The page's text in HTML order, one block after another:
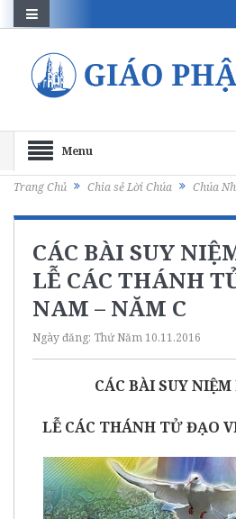
Menu
Trang Chủ Chia sẻ Lời Chúa Chúa
CÁC BÀI SUY
LỄ CÁC THÁNH
NAM – NĂM C
Ngày đăng: Thứ Năm 10.11.2016
CÁC BÀI SUY
LỄ CÁC THÁNH TỬ ĐẠO